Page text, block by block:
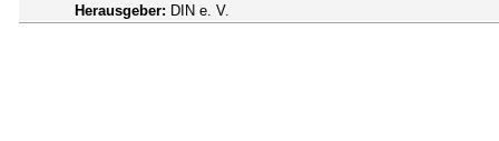
Herausgeber: DIN e. V.